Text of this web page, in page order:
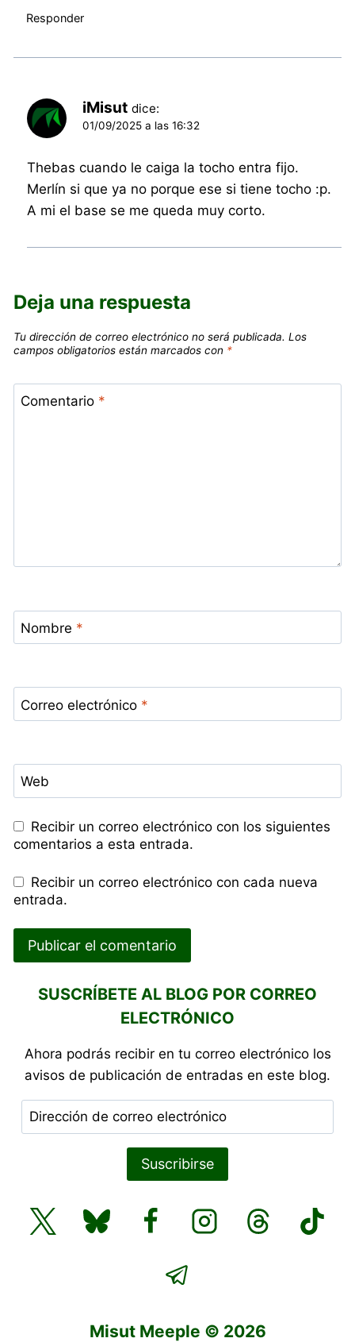
Responder
iMisut dice:
01/09/2025 a las 16:32
Thebas cuando le caiga la tocho entra fijo.
Merlín si que ya no porque ese si tiene tocho :p.
A mi el base se me queda muy corto.
Deja una respuesta
Tu dirección de correo electrónico no será publicada. Los
campos obligatorios están marcados con *
Comentario *
Nombre *
Correo electrónico *
Web
Recibir un correo electrónico con los siguientes
comentarios a esta entrada.
Recibir un correo electrónico con cada nueva
entrada.
SUSCRÍBETE AL BLOG POR CORREO
ELECTRÓNICO
Ahora podrás recibir en tu correo electrónico los
avisos de publicación de entradas en este blog.
Dirección
de
Suscribirse
Misut Meeple © 2026